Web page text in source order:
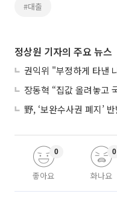
#대출
정상원 기자의 주요 뉴스
좋아요
0
화나요
0